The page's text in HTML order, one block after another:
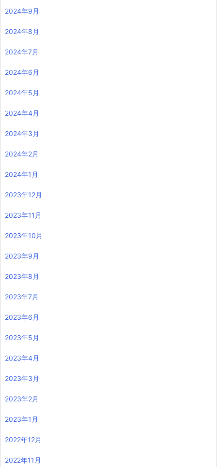
2024年9月
2024年8月
2024年7月
2024年6月
2024年5月
2024年4月
2024年3月
2024年2月
2024年1月
2023年12月
2023年11月
2023年10月
2023年9月
2023年8月
2023年7月
2023年6月
2023年5月
2023年4月
2023年3月
2023年2月
2023年1月
2022年12月
2022年11月